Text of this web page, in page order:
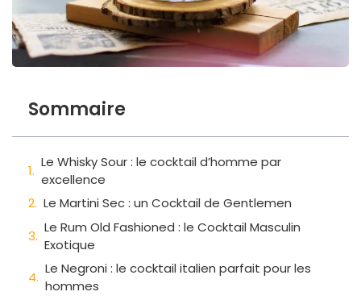
Sommaire
Le Whisky Sour : le cocktail d’homme par
excellence
Le Martini Sec : un Cocktail de Gentlemen
Le Rum Old Fashioned : le Cocktail Masculin
Exotique
Le Negroni : le cocktail italien parfait pour les
hommes